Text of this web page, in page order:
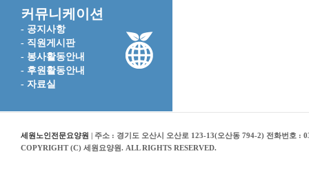
커뮤니케이션
- 공지사항
- 직원게시판
- 봉사활동안내
- 후원활동안내
- 자료실
세원노인전문요양원 | 주소 : 경기도 오산시 오산로 123-13(오산동 794-2) 전화번호 :
COPYRIGHT (C) 세원요양원. ALL RIGHTS RESERVED.